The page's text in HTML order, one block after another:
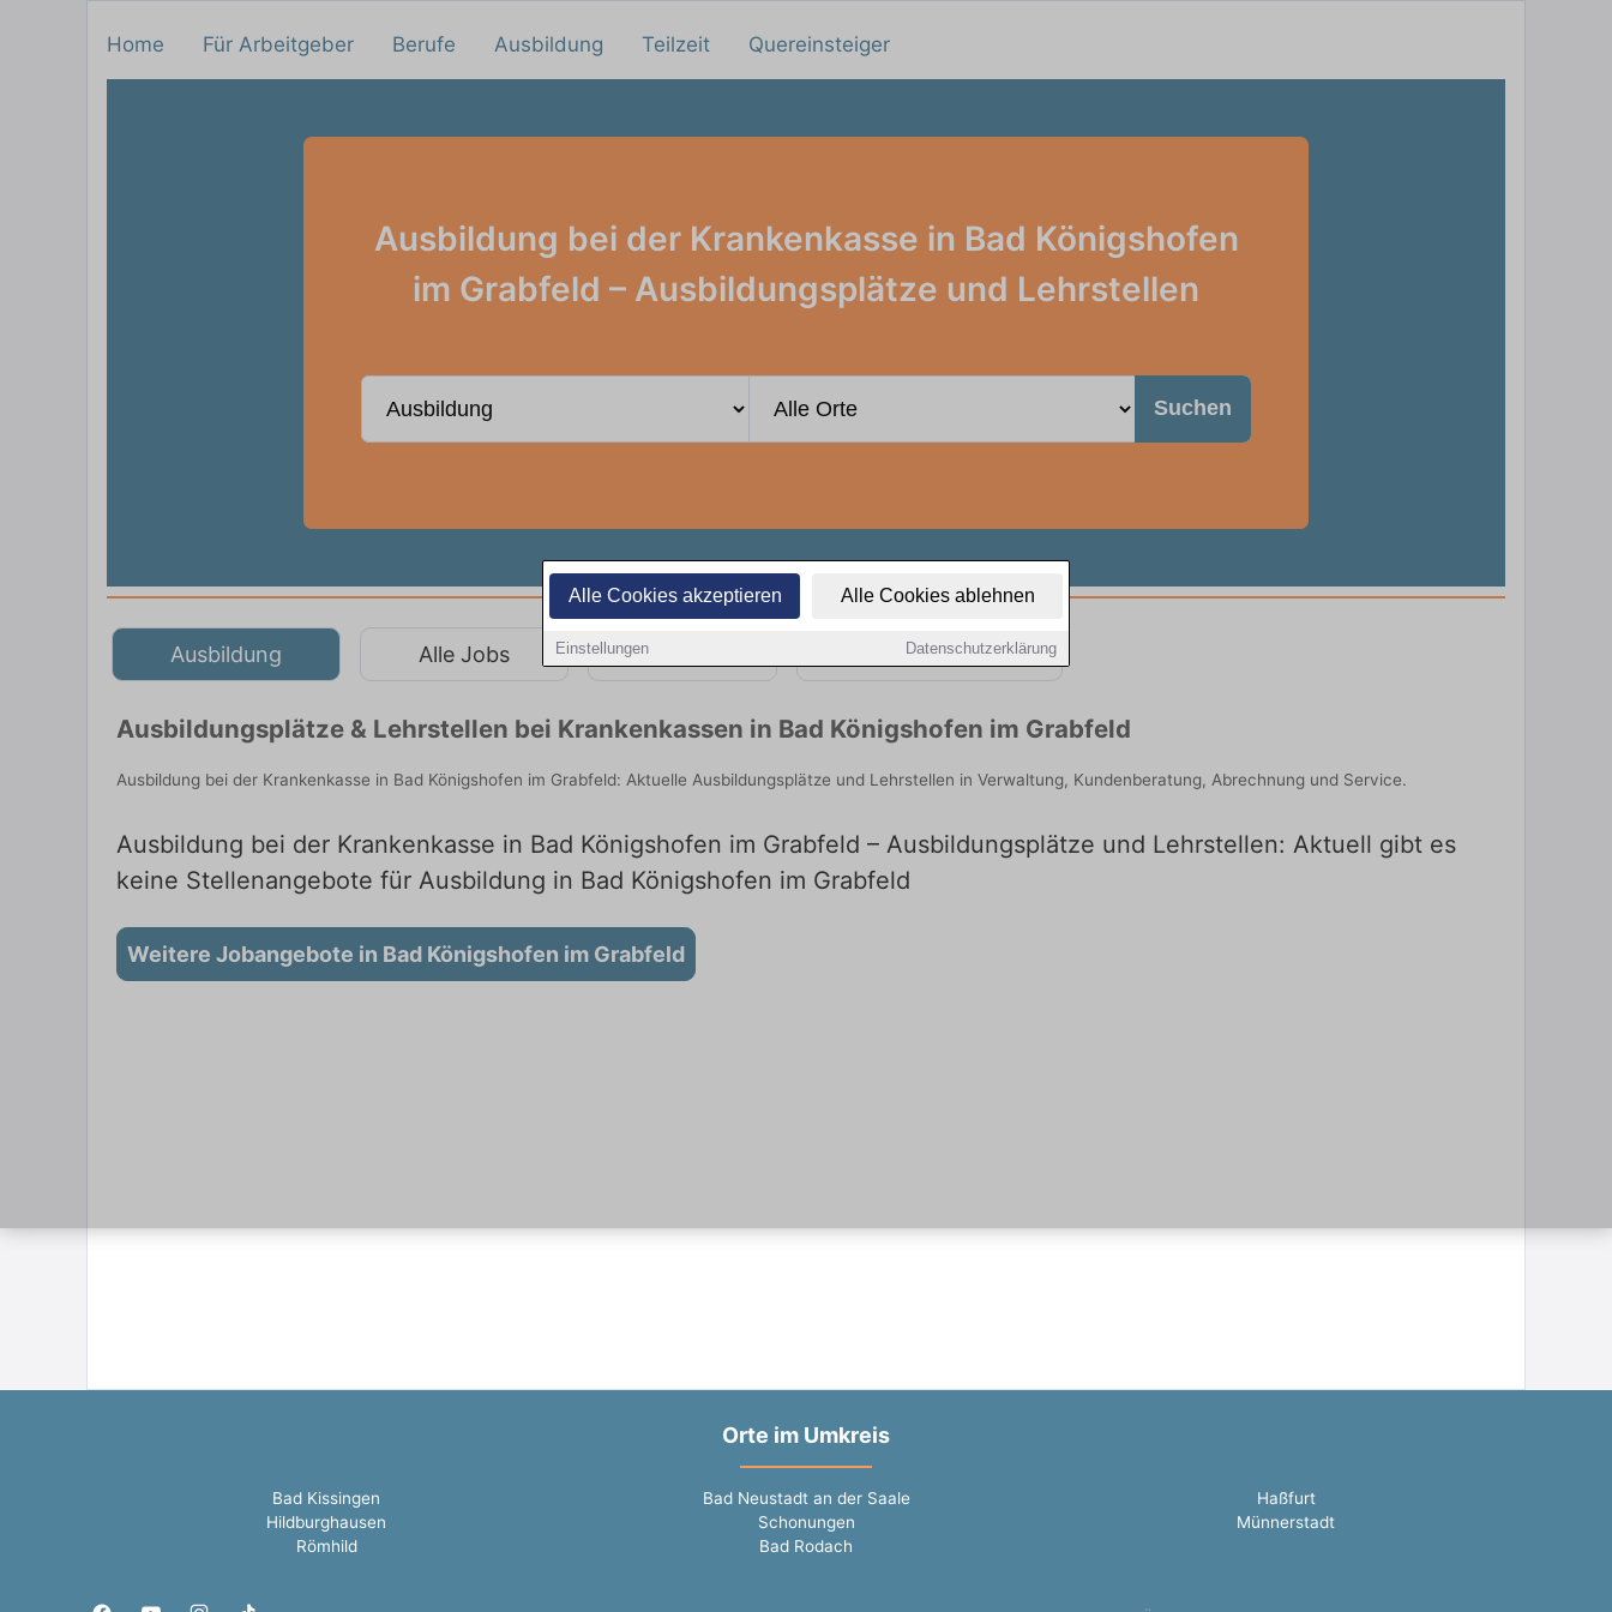
Alle Cookies akzeptieren Alle Cookies ablehnen
Einstellungen Datenschutzerklärung
Home Für Arbeitgeber Berufe Ausbildung Teilzeit Quereinsteiger
Ausbildung bei der Krankenkasse in Bad Königshofen
im Grabfeld – Ausbildungsplätze und Lehrstellen
Suchen
Ausbildung Alle Jobs Teilzeit Quereinsteiger
Ausbildungsplätze & Lehrstellen bei Krankenkassen in Bad Königshofen im Grabfeld
Ausbildung bei der Krankenkasse in Bad Königshofen im Grabfeld: Aktuelle Ausbildungsplätze und Lehrstellen in Verwaltung, Kundenberatung, Abrechnung und Service.
Ausbildung bei der Krankenkasse in Bad Königshofen im Grabfeld – Ausbildungsplätze und Lehrstellen: Aktuell gibt es
keine Stellenangebote für Ausbildung in Bad Königshofen im Grabfeld
Weitere Jobangebote in Bad Königshofen im Grabfeld
Orte im Umkreis
Bad Kissingen Bad Neustadt an der Saale
Haßfurt
Hildburghausen
Schonungen
Münnerstadt
Römhild
Bad Rodach